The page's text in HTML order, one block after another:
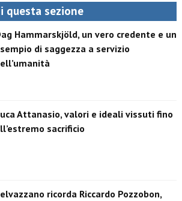
sezione
Hammarskjöld, un vero credente e un
di saggezza a servizio
Attanasio, valori e ideali vissuti fino
sacrificio
ricorda Riccardo Pozzobon,